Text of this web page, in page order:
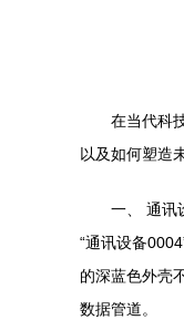
在当代科
以及如何塑造
一、 通讯
“通讯设备
的深蓝色外壳
数据管道。